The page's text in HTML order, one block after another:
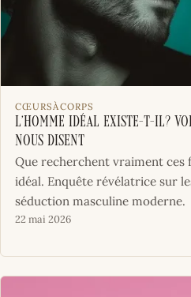
CŒURSÀCORPS
L’Homme idéal existe-t-il?
nous disent
Que recherchent vraiment ces
idéal. Enquête révélatrice sur
séduction masculine moderne.
22 mai 2026